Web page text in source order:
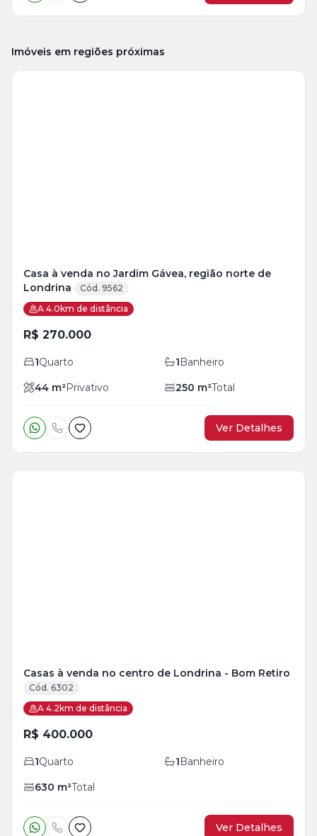
Imóveis em regiões próximas
Casa à venda no Jardim Gávea, região norte de
Londrina
Cód. 9562
A 4.0km de distância
R$ 270.000
1Quarto 1Banheiro
44 m²Privativo 250 m²Total
Ver Detalhes
Casas à venda no centro de Londrina - Bom Retiro
Cód. 6302
A 4.2km de distância
R$ 400.000
1Quarto 1Banheiro
630 m²Total
Ver Detalhes